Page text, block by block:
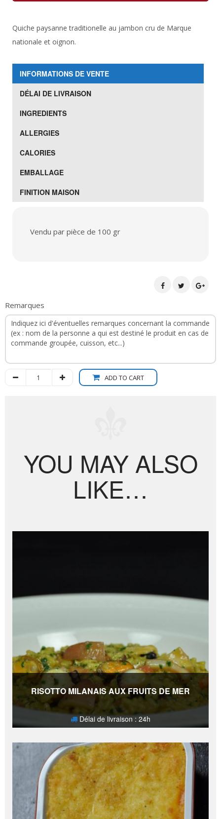
Quiche paysanne traditionelle au jambon cru de Marque
nationale et oignon.
INFORMATIONS DE VENTE
DÉLAI DE LIVRAISON
INGREDIENTS
ALLERGIES
CALORIES
EMBALLAGE
FINITION MAISON
Vendu par pièce de 100 gr
Remarques
ADD TO CART
YOU MAY ALSO
LIKE…
RISOTTO MILANAIS AUX FRUITS DE MER
Délai de livraison : 24h